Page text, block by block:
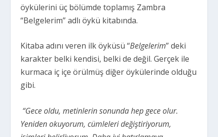
öykülerini üç bölümde toplamış Zambra
“Belgelerim” adlı öykü kitabında.
Kitaba adını veren ilk öyküsü “Belgelerim” deki
karakter belki kendisi, belki de değil. Gerçek ile
kurmaca iç içe örülmüş diğer öykülerinde olduğu
gibi.
“Gece oldu, metinlerin sonunda hep gece olur.
Yeniden okuyorum, cümleleri değiştiriyorum,